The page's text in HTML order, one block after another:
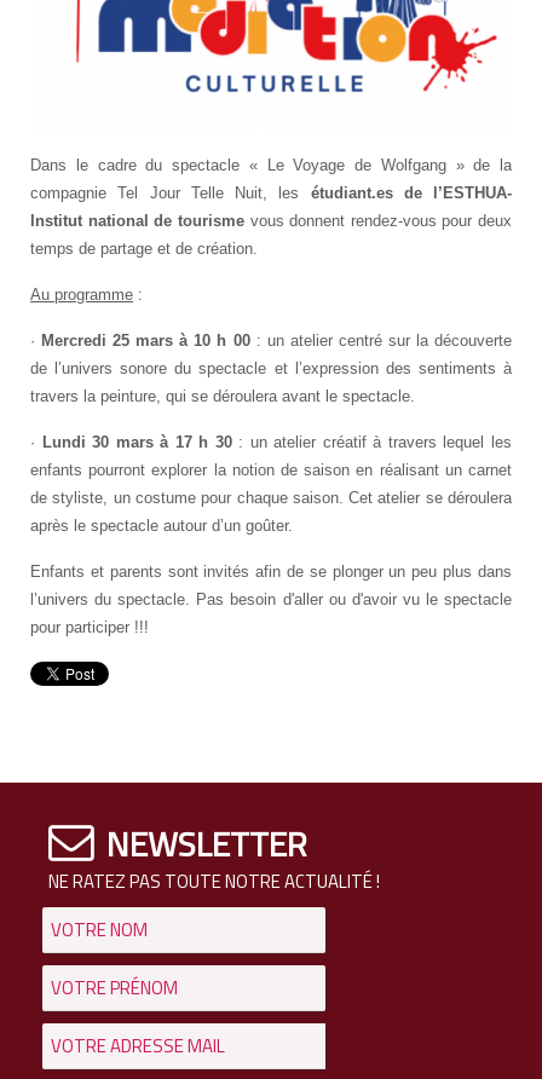
Dans le cadre du spectacle « Le Voyage de Wolfgang » de la
compagnie Tel Jour Telle Nuit, les étudiant.es de l’ESTHUA-
Institut national de tourismevous donnent rendez-vous pour deux
temps de partage et de création.
Au programme :
· Mercredi 25 mars à 10 h 00: un atelier centré sur la découverte
de l’univers sonore du spectacle et l’expression des sentiments à
travers la peinture, qui se déroulera avant le spectacle.
· Lundi 30 mars à 17 h 30: un atelier créatif à travers lequel les
enfants pourront explorer la notion de saison en réalisant un carnet
de styliste, un costume pour chaque saison. Cet atelier se déroulera
après le spectacle autour d’un goûter.
Enfants et parents sont invités afin de se plonger un peu plus dans
l’univers du spectacle. Pas besoin d'aller ou d'avoir vu le spectacle
pour participer !!!
NEWSLETTER
NE RATEZ PAS TOUTE NOTRE ACTUALITÉ !